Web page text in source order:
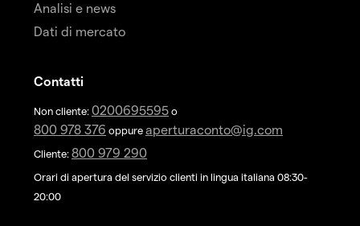
Analisi e news
Dati di mercato
Contatti
Non cliente: 0200695595 o
800 978 376 oppure aperturaconto@ig.com
Cliente: 800 979 290
Orari di apertura del servizio clienti in lingua italiana 08:30-
20:00